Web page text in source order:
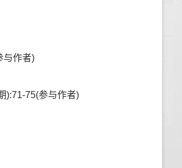
与作者)
):71-75(参与作者)